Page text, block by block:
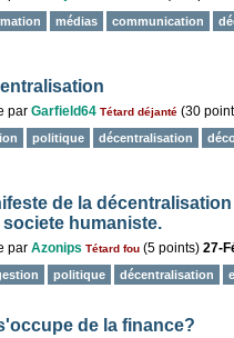
médias communication
par Garfield64 Tétard déjanté (30
politique décentralisation
de la
societe humaniste.
par Azonips Tétard fou (5 points) 27-
politique décentralisation
de la finance?